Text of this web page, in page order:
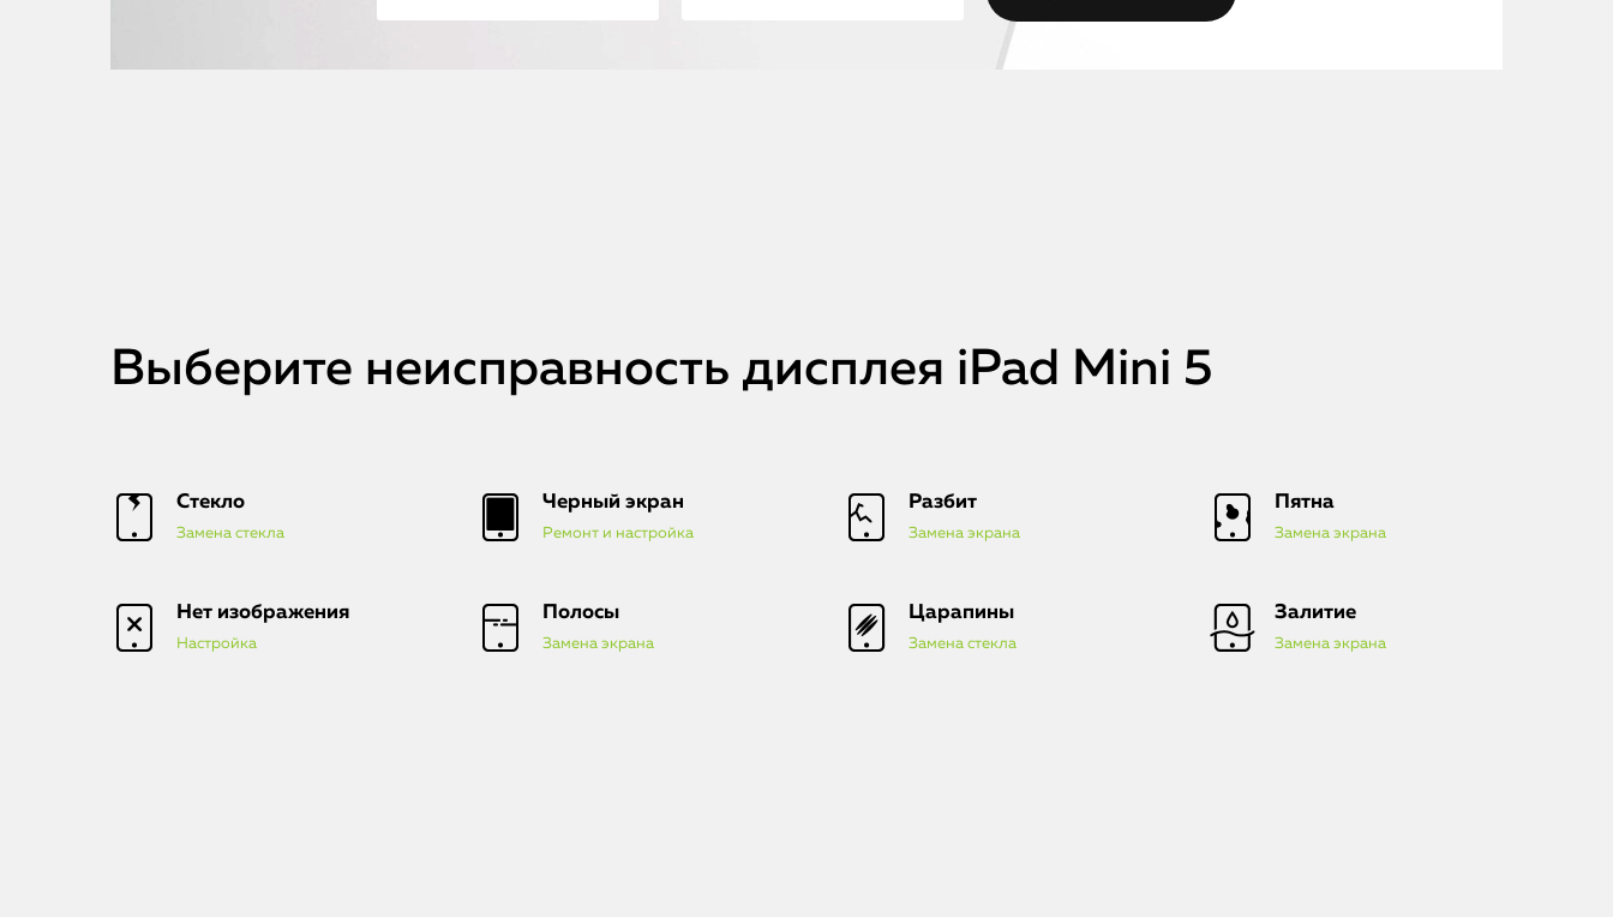
Выберите неисправность дисплея iPad Mini 5
Стекло
Замена стекла
Черный экран
Ремонт и настройка
Разбит
Замена экрана
Пятна
Замена экрана
Нет изображения
Настройка
Полосы
Замена экрана
Царапины
Замена стекла
Залитие
Замена экрана